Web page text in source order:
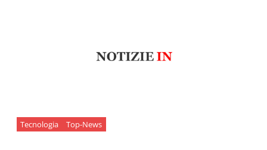
Tecnologia Top-News